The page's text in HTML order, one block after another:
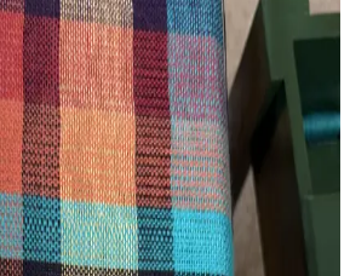
Deseni ile Pamuk İplikten
Deneyimi
kullanılarak dört şaftlı Leclerc
renkli pamuk ipliklerle masa koşucusu
teknikleri ve eğitimle yeni
Doğal Boyalar ve Basit
Tekstilde Rolü